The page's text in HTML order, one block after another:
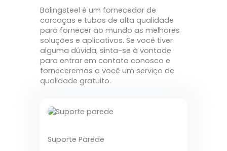
Balingsteel é um fornecedor de
carcaças e tubos de alta qualidade
para fornecer ao mundo as melhores
soluções e aplicativos. Se você tiver
alguma dúvida, sinta-se à vontade
para entrar em contato conosco e
forneceremos a você um serviço de
qualidade gratuito.
Suporte Parede